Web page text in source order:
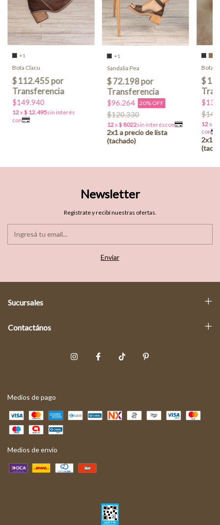
+1
Bota Clacu
$149.940
+1
Sandalia Pea
$96.264 20% OFF
$120.330
Bota
Newsletter
Registrate y recibí nuestras ofertas.
Sucursales
Contactános
Medios de pago
Medios de envío